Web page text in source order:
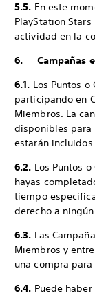
5.5. En este
PlayStation
actividad en la
6. Campañas
6.1. Los Puntos
participando en
Miembros. La
disponibles para
estarán
6.2. Los Puntos
hayas
tiempo
derecho a
6.3. Las
Miembros y
una compra
6.4. Puede